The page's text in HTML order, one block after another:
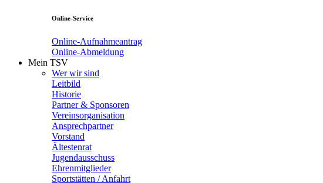
Online-Service
Online-Aufnahmeantrag
Online-Abmeldung
Mein TSV
Wer wir sind
Leitbild
Historie
Partner & Sponsoren
Vereinsorganisation
Ansprechpartner
Vorstand
Ältestenrat
Jugendausschuss
Ehrenmitglieder
Sportstätten / Anfahrt